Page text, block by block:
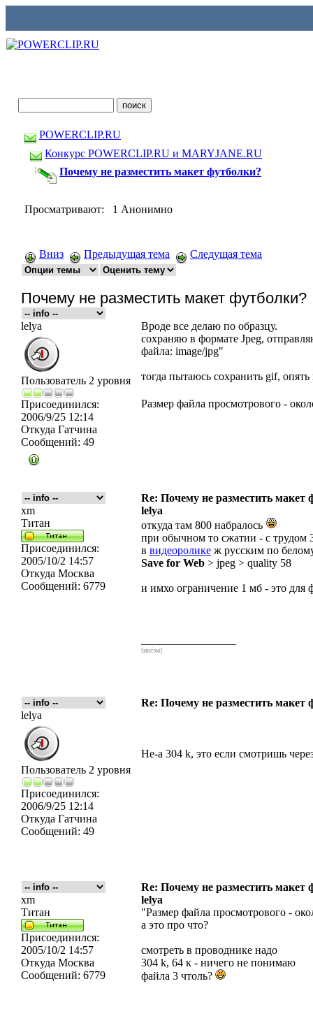
POWERCLIP.RU
Конкурс POWERCLIP.RU и MARYJANE.RU
Почему не разместить макет футболки?
Просматривают: 1 Анонимно
Вниз Предыдущая тема Следущая тема
Почему не разместить макет футболки?
lelya
Пользователь 2 уровня
Присоединился:
2006/9/25 12:14
Откуда Гатчина
Сообщений: 49
Вроде все делаю по образцу.
сохраняю в формате Jpeg,
файла: image/jpg"
тогда пытаюсь сохранить gif,
Размер файла просмотрового -
Re: Почему не разместить макет
xm
Титан
Присоединился:
2005/10/2 14:57
Откуда Москва
Сообщений: 6779
lelya
откуда там 800 набралось
при обычном то сжатии - с трудом
в видеоролике ж русским по
Save for Web > jpeg > quality 58
и имхо ограничение 1 мб - это для
[икс́эм]
Re: Почему не разместить макет
lelya
Пользователь 2 уровня
Присоединился:
2006/9/25 12:14
Откуда Гатчина
Сообщений: 49
Не-а 304 k, это если смотришь
Re: Почему не разместить макет
xm
Титан
Присоединился:
2005/10/2 14:57
Откуда Москва
Сообщений: 6779
lelya
"Размер файла просмотрового -
а это про что?
смотреть в проводнике надо
304 k, 64 к - ничего не понимаю
файла 3 чтоль?